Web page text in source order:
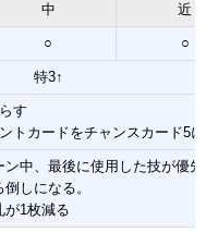
中 近
○ ○
特3↑
す
トカードをチャンスカード5
ン中、最後に使用した技が優
しになる。
が1枚減る